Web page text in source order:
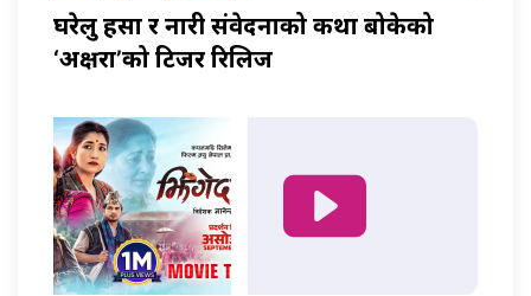
घरेलु हिंसा र नारी संवेदनाको कथा बोकेको
‘अक्षरा’को टिजर रिलिज